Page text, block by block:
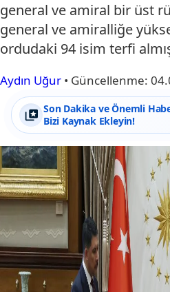
general ve amiral bir üst
general ve amiralliğe
ordudaki 94 isim terfi
Aydın Uğur • Güncellenme:
Son Dakika ve Önemli
Bizi Kaynak Ekleyin!